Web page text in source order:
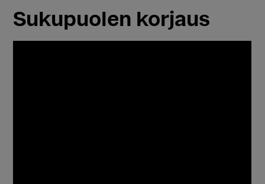
Sukupuolen korjaus